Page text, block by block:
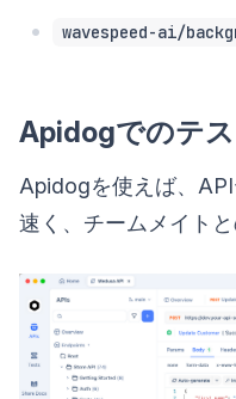
wavespeed-ai/
Apidogでのテス
Apidogを使えば、
速く、チームメイト